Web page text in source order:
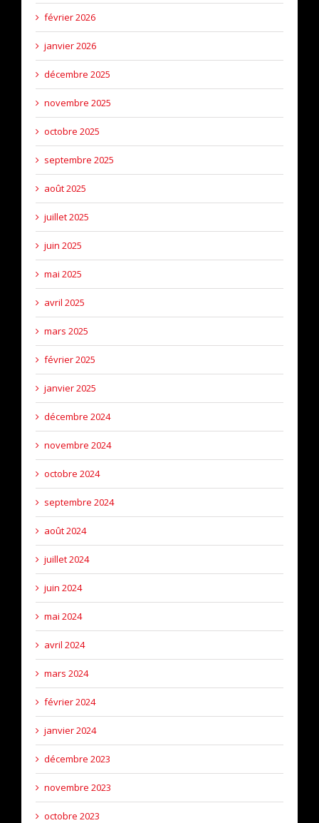
février 2026
janvier 2026
décembre 2025
novembre 2025
octobre 2025
septembre 2025
août 2025
juillet 2025
juin 2025
mai 2025
avril 2025
mars 2025
février 2025
janvier 2025
décembre 2024
novembre 2024
octobre 2024
septembre 2024
août 2024
juillet 2024
juin 2024
mai 2024
avril 2024
mars 2024
février 2024
janvier 2024
décembre 2023
novembre 2023
octobre 2023